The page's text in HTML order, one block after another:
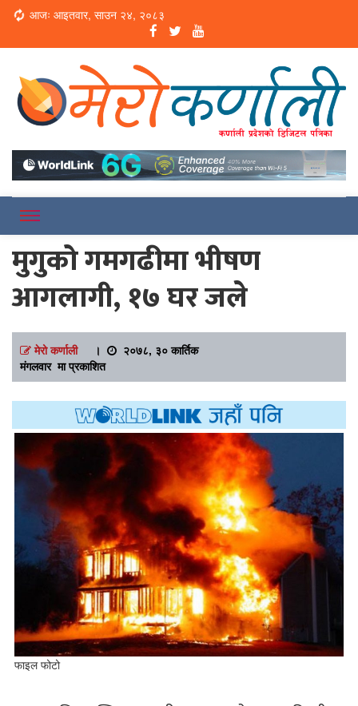
Loading...
आजः आइतवार, साउन २४, २०८३
Merokarnali
मुगुको गमगढीमा भीषण
आगलागी, १७ घर जले
मेरो कर्णाली।
२०७८, ३० कार्तिक
मंगलवार मा प्रकाशित
फाइल फोटो